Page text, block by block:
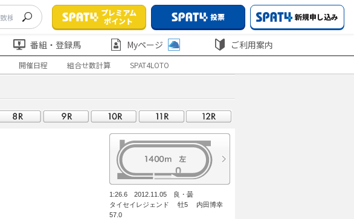
プレミアム
ポイント
投票 新規申し込み
番組・登録馬 Myページ ご利用案内
開催日程 組合せ数計算 SPAT4LOTO
1:26.6 2012.11.05 良・曇
タイセイレジェンド 牡5 内田博幸
57.0